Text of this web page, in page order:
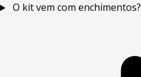
O kit vem com enchimentos?